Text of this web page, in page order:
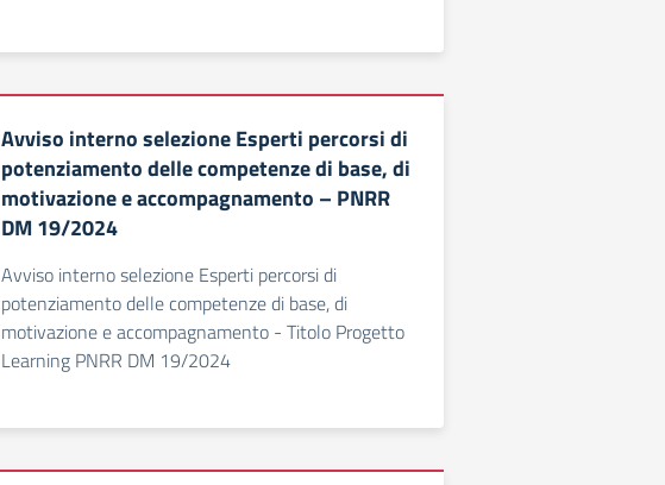
Avviso interno selezione Esperti percorsi di
potenziamento delle competenze di base, di
motivazione e accompagnamento – PNRR
DM 19/2024
Avviso interno selezione Esperti percorsi di
potenziamento delle competenze di base, di
motivazione e accompagnamento - Titolo Progetto
Learning PNRR DM 19/2024